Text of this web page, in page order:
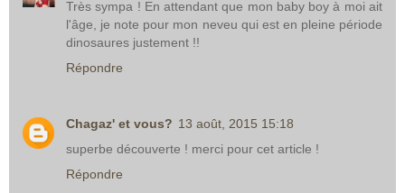
Très sympa ! En attendant que mon baby boy à moi ait
l'âge, je note pour mon neveu qui est en pleine période
dinosaures justement !!
Répondre
Chagaz' et vous? 13 août, 2015 15:18
superbe découverte ! merci pour cet article !
Répondre